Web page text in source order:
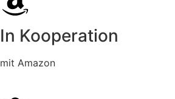
In Kooperation
mit Amazon